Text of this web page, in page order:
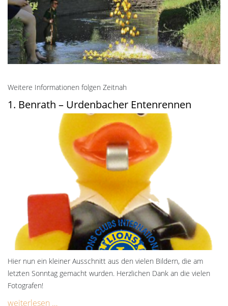
Weitere Informationen folgen Zeitnah
1. Benrath – Urdenbacher Entenrennen
Hier nun ein kleiner Ausschnitt aus den vielen Bildern, die am
letzten Sonntag gemacht wurden. Herzlichen Dank an die vielen
Fotografen!
weiterlesen …